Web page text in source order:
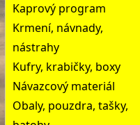
Kaprový program
Krmení, návnady,
nástrahy
Kufry, krabičky, boxy
Návazcový materiál
Obaly, pouzdra, tašky,